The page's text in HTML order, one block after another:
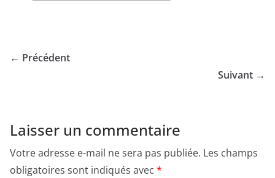
← Précédent
Suivant →
Laisser un commentaire
Votre adresse e-mail ne sera pas publiée. Les champs
obligatoires sont indiqués avec *